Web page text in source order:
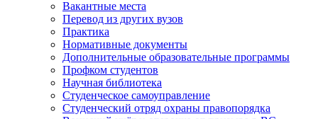
Вакантные места
Перевод из других вузов
Практика
Нормативные документы
Дополнительные образовательные программы
Профком студентов
Научная библиотека
Студенческое самоуправление
Студенческий отряд охраны правопорядка